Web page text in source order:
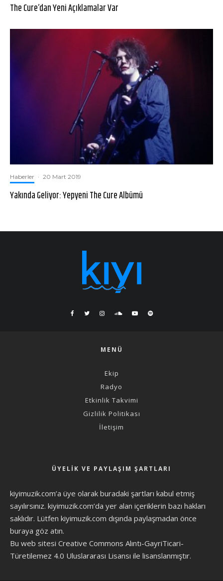
The Cure’dan Yeni Açıklamalar Var
Haberler · 20 Mart 2019
Yakında Geliyor: Yepyeni The Cure Albümü
MENÜ
Ekip
Radyo
Etkinlik Takvimi
Gizlilik Politikası
İletişim
ÜYELIK VE PAYLAŞIM ŞARTLARI
kiyimuzik.com’a üye olarak buradaki şartları kabul etmiş
sayılırsınız. kiyimuzik.com’da yer alan içeriklerin bazı hakları
saklıdır. Lütfen kiyimuzik.com dışında paylaşmadan önce
buraya göz atın.
Bu web sitesi Creative Commons Alıntı-GayriTicari-
Türetilemez 4.0 Uluslararası Lisansı ile lisanslanmıştır.